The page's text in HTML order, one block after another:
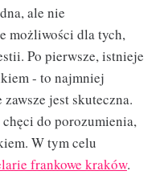
ale nie
możliwości dla tych,
Po pierwsze, istnieje
- to najmniej
jest skuteczna.
do porozumienia,
W tym celu
frankowe kraków.